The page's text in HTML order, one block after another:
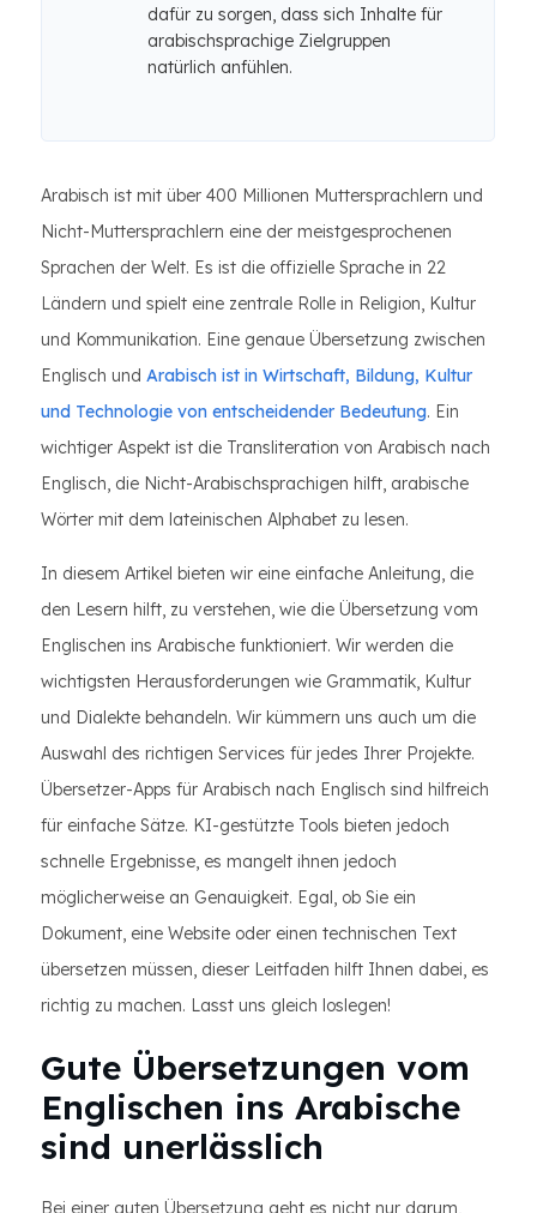
dafür zu sorgen, dass sich Inhalte für
arabischsprachige Zielgruppen
natürlich anfühlen.
Arabisch ist mit über 400 Millionen Muttersprachlern und
Nicht-Muttersprachlern eine der meistgesprochenen
Sprachen der Welt. Es ist die offizielle Sprache in 22
Ländern und spielt eine zentrale Rolle in Religion, Kultur
und Kommunikation. Eine genaue Übersetzung zwischen
Englisch und Arabisch ist in Wirtschaft, Bildung, Kultur
und Technologie von entscheidender Bedeutung. Ein
wichtiger Aspekt ist die Transliteration von Arabisch nach
Englisch, die Nicht-Arabischsprachigen hilft, arabische
Wörter mit dem lateinischen Alphabet zu lesen.
In diesem Artikel bieten wir eine einfache Anleitung, die
den Lesern hilft, zu verstehen, wie die Übersetzung vom
Englischen ins Arabische funktioniert. Wir werden die
wichtigsten Herausforderungen wie Grammatik, Kultur
und Dialekte behandeln. Wir kümmern uns auch um die
Auswahl des richtigen Services für jedes Ihrer Projekte.
Übersetzer-Apps für Arabisch nach Englisch sind hilfreich
für einfache Sätze. KI-gestützte Tools bieten jedoch
schnelle Ergebnisse, es mangelt ihnen jedoch
möglicherweise an Genauigkeit. Egal, ob Sie ein
Dokument, eine Website oder einen technischen Text
übersetzen müssen, dieser Leitfaden hilft Ihnen dabei, es
richtig zu machen. Lasst uns gleich loslegen!
Gute Übersetzungen vom
Englischen ins Arabische
sind unerlässlich
Bei einer guten Übersetzung geht es nicht nur darum,